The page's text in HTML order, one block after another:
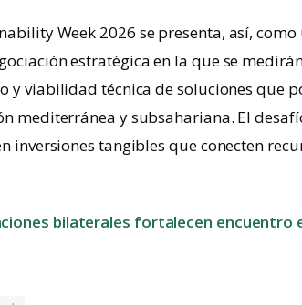
Week 2026 se presenta, así,
estratégica en la que se
y viabilidad técnica de soluciones que
mediterránea y subsahariana. El
inversiones tangibles que conecten
bilaterales fortalecen encuentro